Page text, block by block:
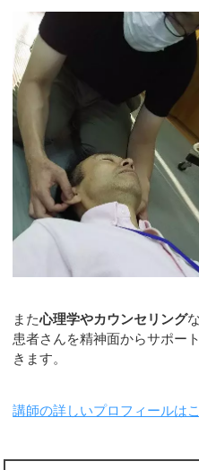
また心理学やカウンセリング
患者さんを精神面からサポー
きます。
講師の詳しいプロフィールはこ